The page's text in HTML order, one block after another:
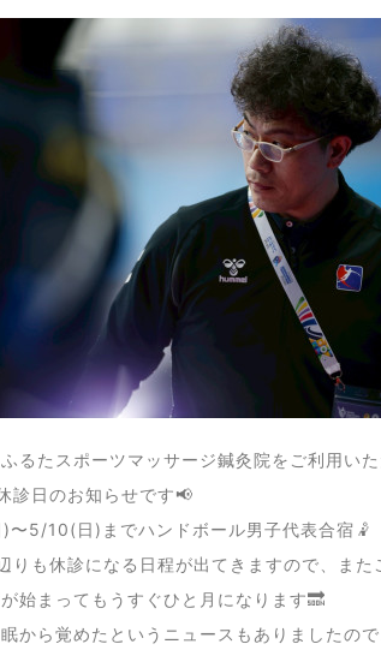
るたスポーツマッサージ鍼灸院をご利用い
診日のお知らせです📢
〜5/10(日)までハンドボール男子代表合宿🤾
りも休診になる日程が出てきますので、また
始まってもうすぐひと月になります🔜
から覚めたというニュースもありましたの